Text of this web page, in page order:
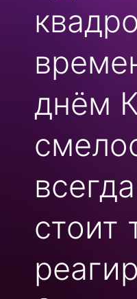
днём
стоит